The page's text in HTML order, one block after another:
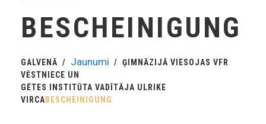
BESCHEINIGUNG
GALVENĀ Jaunumi
ĢIMNĀZIJĀ VIESOJAS VFR
VĒSTNIECE UN
GĒTES INSTITŪTA VADĪTĀJA ULRIKE
VIRCA BESCHEINIGUNG